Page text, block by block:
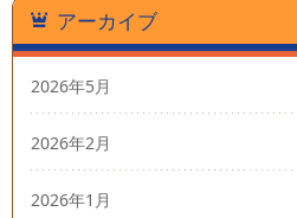
アーカイブ
2026年5月
2026年2月
2026年1月